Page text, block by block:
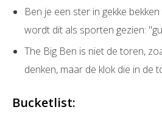
Ben je een ster in gekke
wordt dit als sporten gezien:
The Big Ben is niet de toren,
denken, maar de klok die in de
Bucketlist: